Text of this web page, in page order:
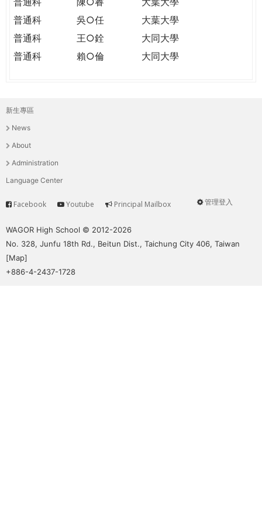
普通科
吳○任
大葉大學
普通科
王○銓
大同大學
普通科
賴○倫 大同大學
主
選
單
新生專區
News
About
Administration
Language Center
User
管理登入
Service
Facebook Youtube Principal Mailbox
WAGOR High School © 2012-2026
No. 328, Junfu 18th Rd., Beitun Dist., Taichung City 406, Taiwan
[Map]
+886-4-2437-1728